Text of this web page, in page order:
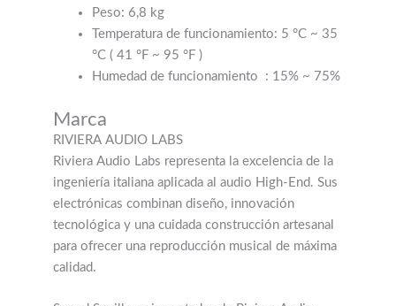
Peso: 6,8 kg
Temperatura de funcionamiento: 5 °C ~ 35
°C ( 41 °F ~ 95 °F)
Humedad de funcionamiento : 15% ~ 75%
Marca
RIVIERA AUDIO LABS
Riviera Audio Labs representa la excelencia de la
ingeniería italiana aplicada al audio High-End. Sus
electrónicas combinan diseño, innovación
tecnológica y una cuidada construcción artesanal
para ofrecer una reproducción musical de máxima
calidad.